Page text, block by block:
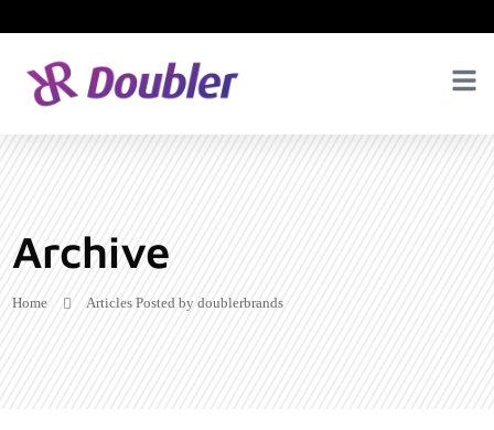
Archive
Home Articles Posted by doublerbrands